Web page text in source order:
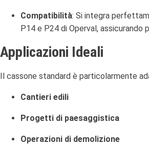
Compatibilità: Si integra
P14 e P24 di Operval, assicurando
Applicazioni Ideali
Il cassone standard è particolarmente
Cantieri edili
Progetti di paesaggistica
Operazioni di demolizione